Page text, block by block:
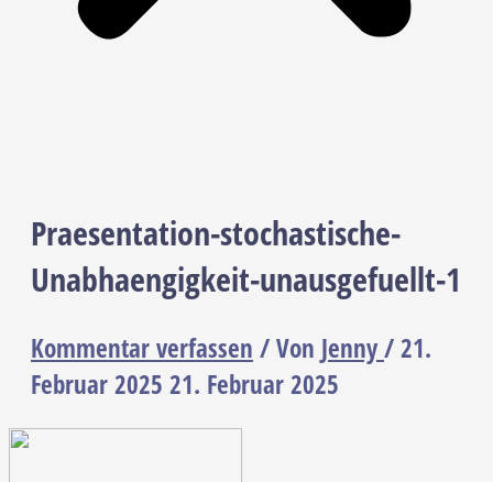
Praesentation-stochastische-
Unabhaengigkeit-unausgefuellt-1
Kommentar verfassen / Von Jenny/21.
Februar 2025 21. Februar 2025